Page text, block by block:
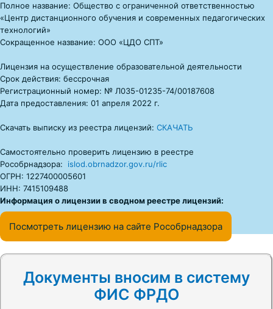
Полное название: Общество с ограниченной ответственностью
«Центр дистанционного обучения и современных педагогических
технологий»
Сокращенное название: ООО «ЦДО СПТ»
Лицензия на осуществление образовательной деятельности
Срок действия: бессрочная
Регистрационный номер: № Л035-01235-74/00187608
Дата предоставления: 01 апреля 2022 г.
Скачать выписку из реестра лицензий: СКАЧАТЬ
Самостоятельно проверить лицензию в реестре
Рособрнадзора: islod.obrnadzor.gov.ru/rlic
ОГРН: 1227400005601
ИНН: 7415109488
Информация о лицензии в сводном реестре лицензий:
Посмотреть лицензию на сайте Рособрнадзора
Документы вносим в систему
ФИС ФРДО